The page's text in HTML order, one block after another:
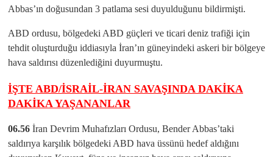
Abbas’ın doğusundan 3 patlama sesi duyulduğunu bildirmişti.
ABD ordusu, bölgedeki ABD güçleri ve ticari deniz trafiği için
tehdit oluşturduğu iddiasıyla İran’ın güneyindeki askeri bir bölgeye
hava saldırısı düzenlediğini duyurmuştu.
İŞTE ABD/İSRAİL-İRAN SAVAŞINDA DAKİKA
DAKİKA YAŞANANLAR
06.56 İran Devrim Muhafızları Ordusu, Bender Abbas’taki
saldırıya karşılık bölgedeki ABD hava üssünü hedef aldığını